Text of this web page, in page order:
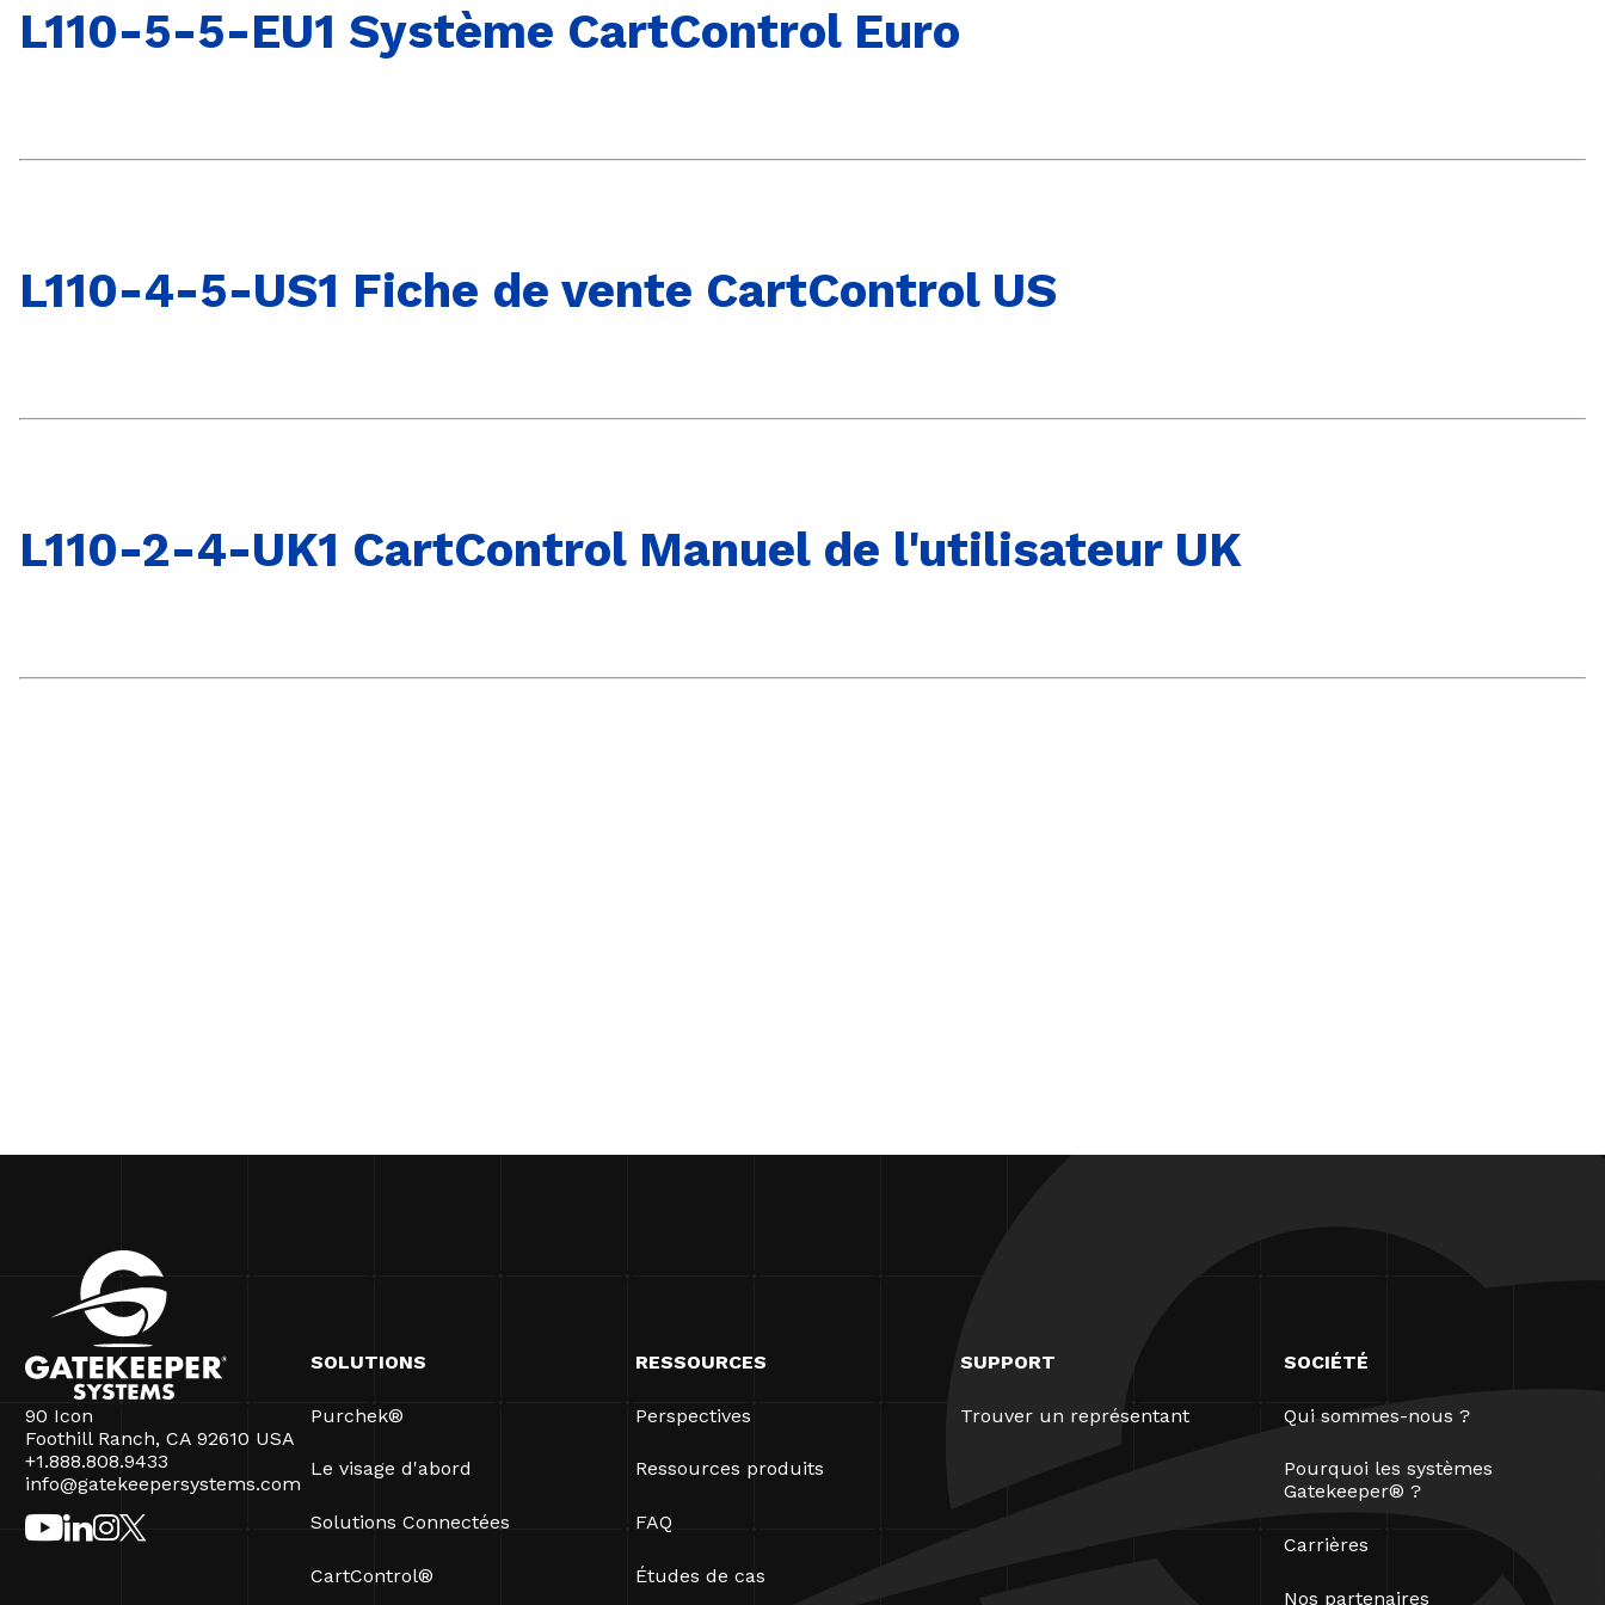
L110-5-5-EU1 Système CartControl Euro
L110-4-5-US1 Fiche de vente CartControl US
L110-2-4-UK1 CartControl Manuel de l'utilisateur UK
90 Icon
Foothill Ranch, CA 92610 USA
+1.888.808.9433
info@gatekeepersystems.com
SOLUTIONS
Purchek®
Le visage d'abord
Solutions Connectées
CartControl®
RESSOURCES
Perspectives
Ressources produits
FAQ
Études de cas
SUPPORT
Trouver un représentant
SOCIÉTÉ
Qui sommes-nous ?
Pourquoi les systèmes
Gatekeeper® ?
Carrières
Nos partenaires